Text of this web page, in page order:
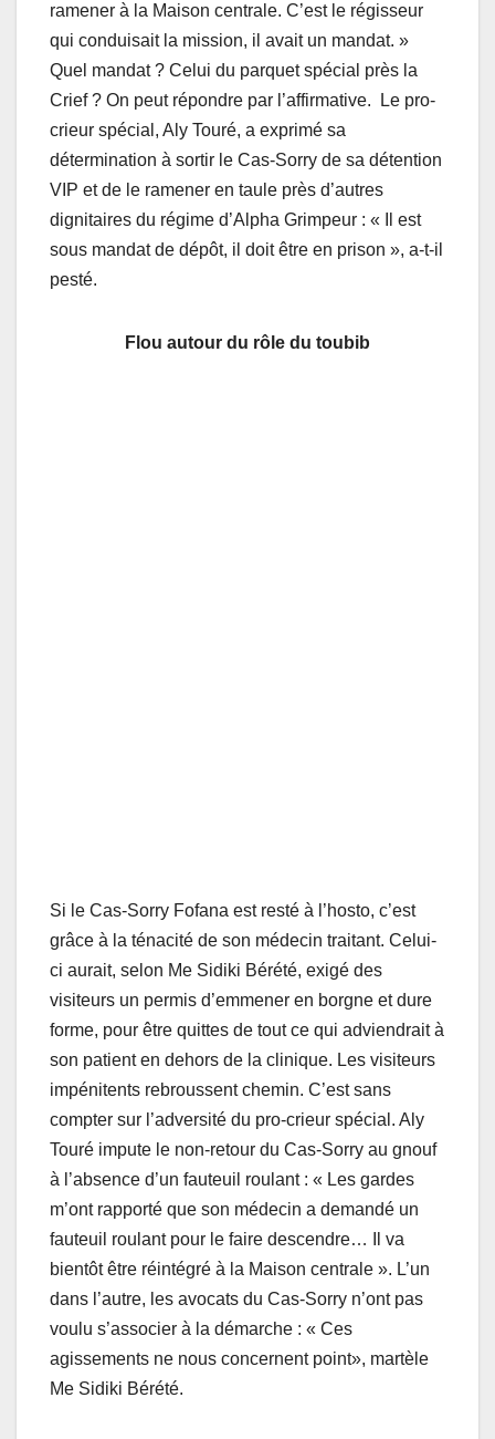
ramener à la Maison centrale. C’est le régisseur
qui conduisait la mission, il avait un mandat. »
Quel mandat ? Celui du parquet spécial près la
Crief ? On peut répondre par l’affirmative. Le pro-
crieur spécial, Aly Touré, a exprimé sa
détermination à sortir le Cas-Sorry de sa détention
VIP et de le ramener en taule près d’autres
dignitaires du régime d’Alpha Grimpeur : « Il est
sous mandat de dépôt, il doit être en prison », a-t-il
pesté.
Flou autour du rôle du toubib
Si le Cas-Sorry Fofana est resté à l’hosto, c’est
grâce à la ténacité de son médecin traitant. Celui-
ci aurait, selon Me Sidiki Bérété, exigé des
visiteurs un permis d’emmener en borgne et dure
forme, pour être quittes de tout ce qui adviendrait à
son patient en dehors de la clinique. Les visiteurs
impénitents rebroussent chemin. C’est sans
compter sur l’adversité du pro-crieur spécial. Aly
Touré impute le non-retour du Cas-Sorry au gnouf
à l’absence d’un fauteuil roulant : « Les gardes
m’ont rapporté que son médecin a demandé un
fauteuil roulant pour le faire descendre… Il va
bientôt être réintégré à la Maison centrale ». L’un
dans l’autre, les avocats du Cas-Sorry n’ont pas
voulu s’associer à la démarche : « Ces
agissements ne nous concernent point», martèle
Me Sidiki Bérété.